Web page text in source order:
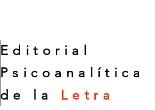
Editorial
Psicoanalítica
de la Letra